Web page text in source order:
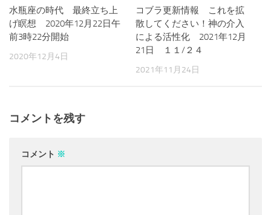
水瓶座の時代 最終立ち上
げ瞑想 2020年12月22日午
前3時22分開始
2020年12月4日
コブラ更新情報 これを拡
散してください！神の介入
による活性化 2021年12月
21日 １１/２４
2021年11月24日
コメントを残す
コメント ※